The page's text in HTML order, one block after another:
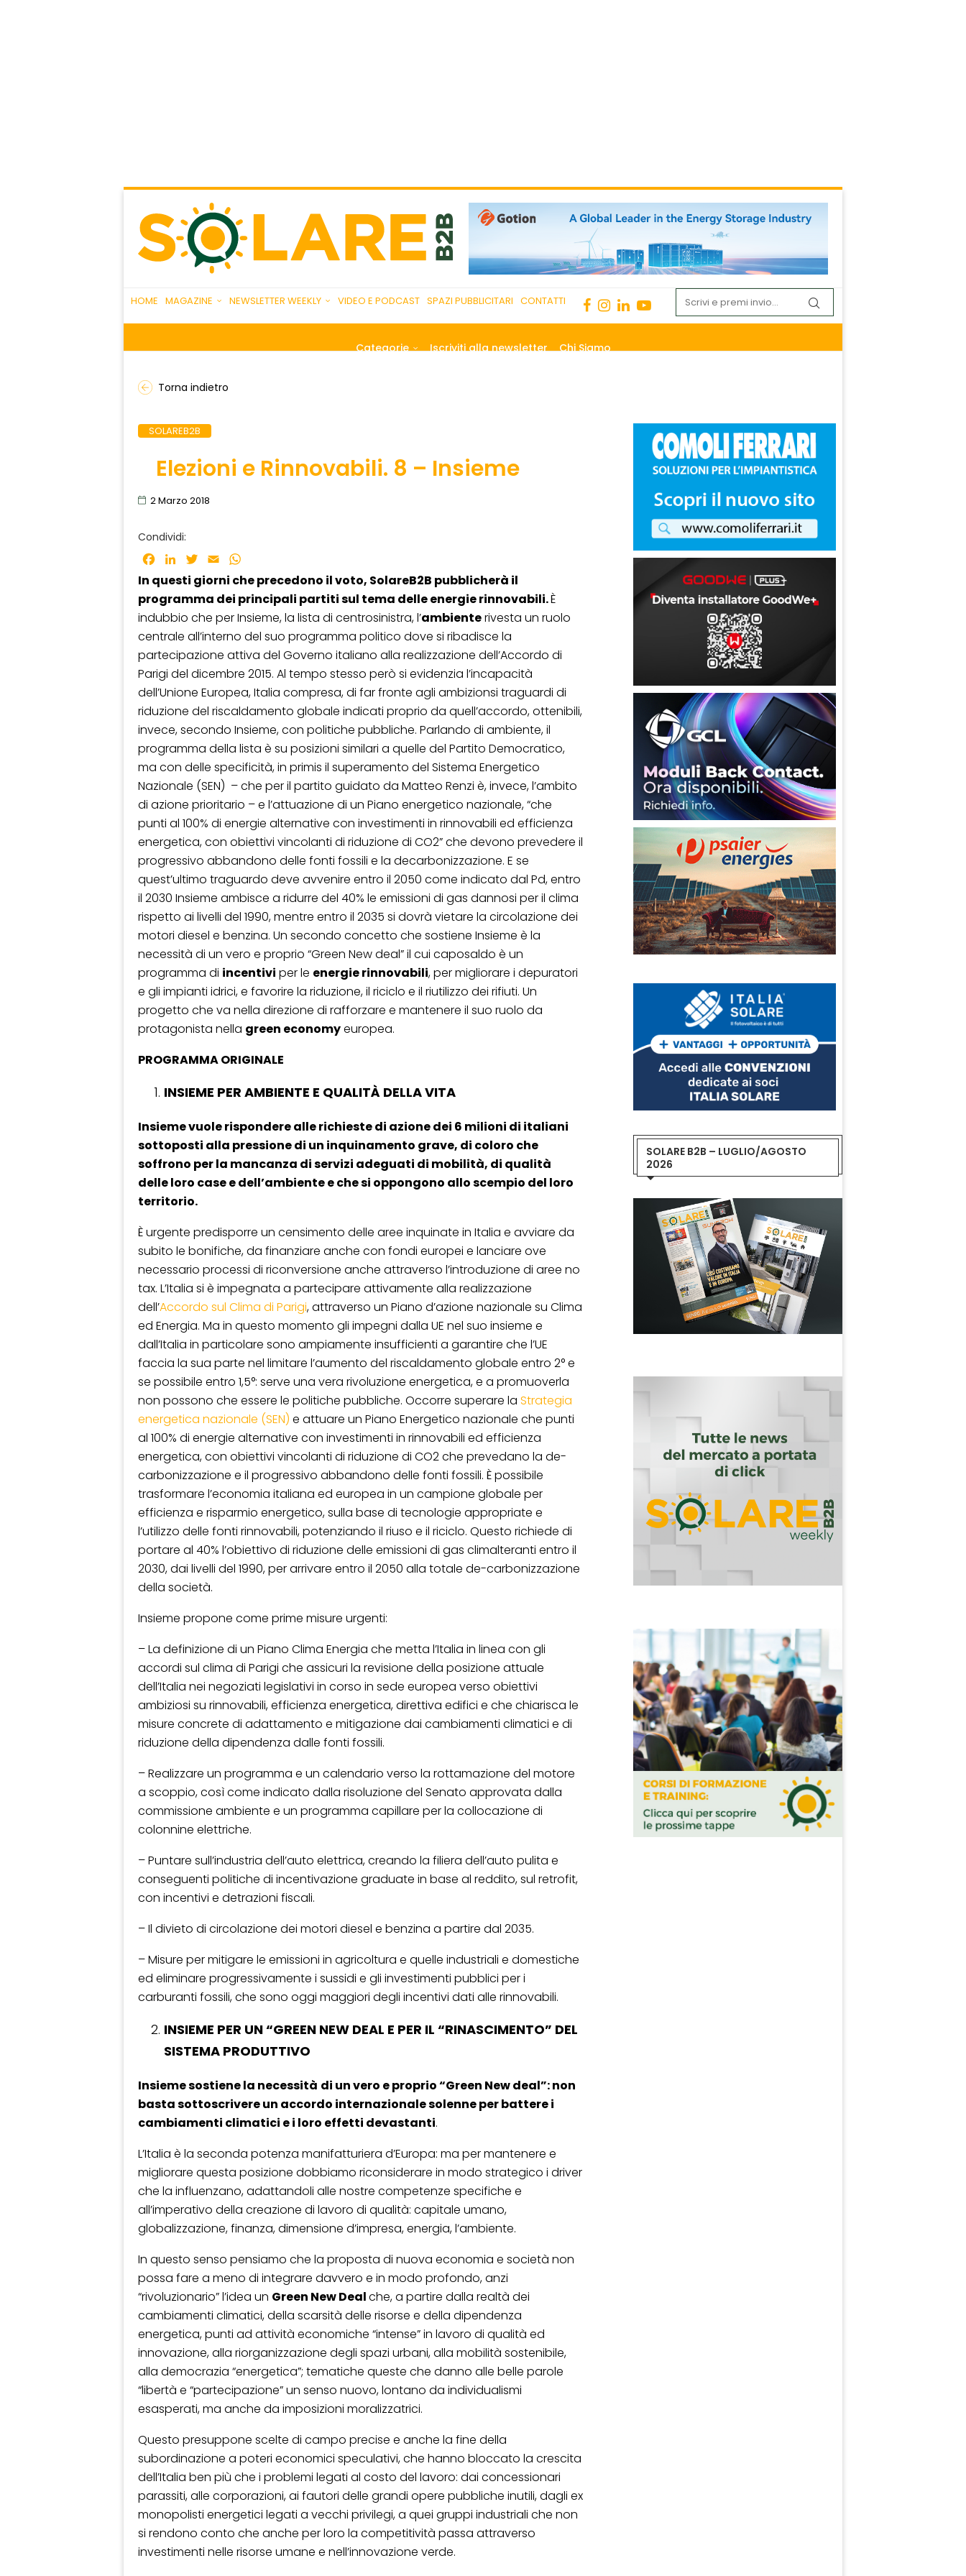
HOME MAGAZINE NEWSLETTER WEEKLY VIDEO E PODCAST SPAZI PUBBLICITARI CONTATTI
Categorie Iscriviti alla newsletter Chi Siamo
Torna indietro
SOLAREB2B
Elezioni e Rinnovabili. 8 – Insieme
2 Marzo 2018
Condividi:
Facebook
LinkedInTwitter
Email
In questi giorni che precedono il voto, SolareB2B pubblicherà il
programma dei principali partiti sul tema delle energie rinnovabili.È
indubbio che per Insieme, la lista di centrosinistra, l’ambienterivesta un ruolo
centrale all’interno del suo programma politico dove si ribadisce la
partecipazione attiva del Governo italiano alla realizzazione dell’Accordo di
Parigi del dicembre 2015. Al tempo stesso però si evidenzia l’incapacità
dell’Unione Europea, Italia compresa, di far fronte agli ambizionsi traguardi di
riduzione del riscaldamento globale indicati proprio da quell’accordo, ottenibili,
invece, secondo Insieme, con politiche pubbliche. Parlando di ambiente, il
programma della lista è su posizioni similari a quelle del Partito Democratico,
ma con delle specificità, in primis il superamento del Sistema Energetico
Nazionale (SEN) – che per il partito guidato da Matteo Renzi è, invece, l’ambito
di azione prioritario – e l’attuazione di un Piano energetico nazionale, “che
punti al 100% di energie alternative con investimenti in rinnovabili ed efficienza
energetica, con obiettivi vincolanti di riduzione di CO2” che devono prevedere il
progressivo abbandono delle fonti fossili e la decarbonizzazione. E se
quest’ultimo traguardo deve avvenire entro il 2050 come indicato dal Pd, entro
il 2030 Insieme ambisce a ridurre del 40% le emissioni di gas dannosi per il clima
rispetto ai livelli del 1990, mentre entro il 2035 si dovrà vietare la circolazione dei
motori diesel e benzina. Un secondo concetto che sostiene Insieme è la
necessità di un vero e proprio “Green New deal” il cui caposaldo è un
programma di incentivi per le energie rinnovabili, per migliorare i depuratori
e gli impianti idrici, e favorire la riduzione, il riciclo e il riutilizzo dei rifiuti. Un
progetto che va nella direzione di rafforzare e mantenere il suo ruolo da
protagonista nella green economyeuropea.
PROGRAMMA ORIGINALE
INSIEME PER AMBIENTE E QUALITÀ DELLA VITA
Insieme vuole rispondere alle richieste di azione dei 6 milioni di italiani
sottoposti alla pressione di un inquinamento grave, di coloro che
soffrono per la mancanza di servizi adeguati di mobilità, di qualità
delle loro case e dell’ambiente e che si oppongono allo scempio del loro
territorio.
È urgente predisporre un censimento delle aree inquinate in Italia e avviare da
subito le bonifiche, da finanziare anche con fondi europei e lanciare ove
necessario processi di riconversione anche attraverso l’introduzione di aree no
tax. L’Italia si è impegnata a partecipare attivamente alla realizzazione
dell’Accordo sul Clima di Parigi, attraverso un Piano d’azione nazionale su Clima
ed Energia. Ma in questo momento gli impegni dalla UE nel suo insieme e
dall’Italia in particolare sono ampiamente insufficienti a garantire che l’UE
faccia la sua parte nel limitare l’aumento del riscaldamento globale entro 2° e
se possibile entro 1,5°: serve una vera rivoluzione energetica, e a promuoverla
non possono che essere le politiche pubbliche. Occorre superare la Strategia
energetica nazionale (SEN) e attuare un Piano Energetico nazionale che punti
al 100% di energie alternative con investimenti in rinnovabili ed efficienza
energetica, con obiettivi vincolanti di riduzione di CO2 che prevedano la de-
carbonizzazione e il progressivo abbandono delle fonti fossili. È possibile
trasformare l’economia italiana ed europea in un campione globale per
efficienza e risparmio energetico, sulla base di tecnologie appropriate e
l’utilizzo delle fonti rinnovabili, potenziando il riuso e il riciclo. Questo richiede di
portare al 40% l’obiettivo di riduzione delle emissioni di gas climalteranti entro il
2030, dai livelli del 1990, per arrivare entro il 2050 alla totale de-carbonizzazione
della società.
Insieme propone come prime misure urgenti:
– La definizione di un Piano Clima Energia che metta l’Italia in linea con gli
accordi sul clima di Parigi che assicuri la revisione della posizione attuale
dell’Italia nei negoziati legislativi in corso in sede europea verso obiettivi
ambiziosi su rinnovabili, efficienza energetica, direttiva edifici e che chiarisca le
misure concrete di adattamento e mitigazione dai cambiamenti climatici e di
riduzione della dipendenza dalle fonti fossili.
– Realizzare un programma e un calendario verso la rottamazione del motore
a scoppio, così come indicato dalla risoluzione del Senato approvata dalla
commissione ambiente e un programma capillare per la collocazione di
colonnine elettriche.
– Puntare sull’industria dell’auto elettrica, creando la filiera dell’auto pulita e
conseguenti politiche di incentivazione graduate in base al reddito, sul retrofit,
con incentivi e detrazioni fiscali.
– Il divieto di circolazione dei motori diesel e benzina a partire dal 2035.
– Misure per mitigare le emissioni in agricoltura e quelle industriali e domestiche
ed eliminare progressivamente i sussidi e gli investimenti pubblici per i
carburanti fossili, che sono oggi maggiori degli incentivi dati alle rinnovabili.
INSIEME PER UN “GREEN NEW DEAL E PER IL “RINASCIMENTO” DEL
SISTEMA PRODUTTIVO
Insieme sostiene la necessità di un vero e proprio“Green New deal”: non
basta sottoscrivere un accordo internazionale solenne per battere i
cambiamenti climatici e i loro effetti devastanti.
L’Italia è la seconda potenza manifatturiera d’Europa: ma per mantenere e
migliorare questa posizione dobbiamo riconsiderare in modo strategico i driver
che la influenzano, adattandoli alle nostre competenze specifiche e
all’imperativo della creazione di lavoro di qualità: capitale umano,
globalizzazione, finanza, dimensione d’impresa, energia, l’ambiente.
In questo senso pensiamo che la proposta di nuova economia e società non
possa fare a meno di integrare davvero e in modo profondo, anzi
“rivoluzionario” l’idea un Green New Dealche, a partire dalla realtà dei
cambiamenti climatici, della scarsità delle risorse e della dipendenza
energetica, punti ad attività economiche “intense” in lavoro di qualità ed
innovazione, alla riorganizzazione degli spazi urbani, alla mobilità sostenibile,
alla democrazia “energetica”; tematiche queste che danno alle belle parole
“libertà e “partecipazione” un senso nuovo, lontano da individualismi
esasperati, ma anche da imposizioni moralizzatrici.
Questo presuppone scelte di campo precise e anche la fine della
subordinazione a poteri economici speculativi, che hanno bloccato la crescita
dell’Italia ben più che i problemi legati al costo del lavoro: dai concessionari
parassiti, alle corporazioni, ai fautori delle grandi opere pubbliche inutili, dagli ex
monopolisti energetici legati a vecchi privilegi, a quei gruppi industriali che non
si rendono conto che anche per loro la competitività passa attraverso
investimenti nelle risorse umane e nell’innovazione verde.
SOLARE B2B – LUGLIO/AGOSTO
2026